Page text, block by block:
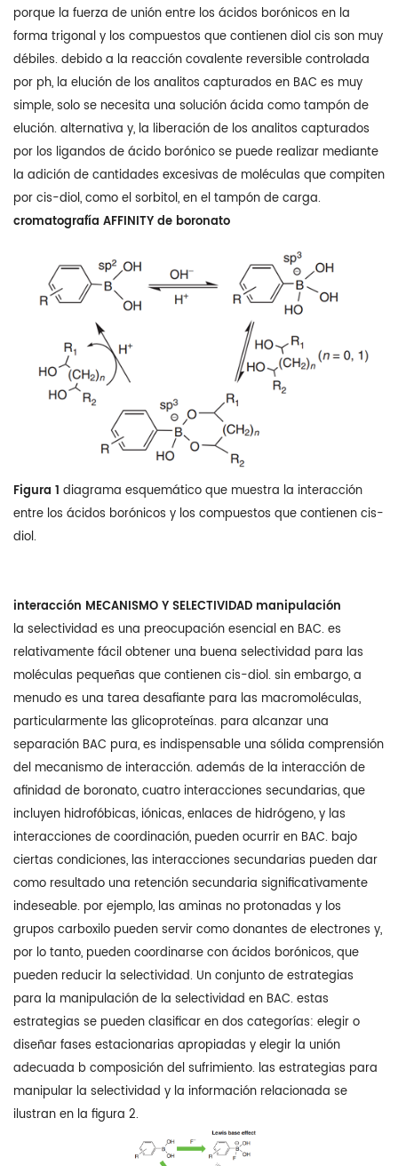
porque la fuerza de unión entre los ácidos borónicos en la
forma trigonal y los compuestos que contienen diol cis son muy
débiles. debido a la reacción covalente reversible controlada
por ph, la elución de los analitos capturados en BAC es muy
simple, solo se necesita una solución ácida como tampón de
elución. alternativa y, la liberación de los analitos capturados
por los ligandos de ácido borónico se puede realizar mediante
la adición de cantidades excesivas de moléculas que compiten
por cis-diol, como el sorbitol, en el tampón de carga.
cromatografía AFFINITY de boronato
Figura 1 diagrama esquemático que muestra la interacción
entre los ácidos borónicos y los compuestos que contienen cis-
diol.
interacción MECANISMO Y SELECTIVIDAD manipulación
la selectividad es una preocupación esencial en BAC. es
relativamente fácil obtener una buena selectividad para las
moléculas pequeñas que contienen cis-diol. sin embargo, a
menudo es una tarea desafiante para las macromoléculas,
particularmente las glicoproteínas. para alcanzar una
separación BAC pura, es indispensable una sólida comprensión
del mecanismo de interacción. además de la interacción de
afinidad de boronato, cuatro interacciones secundarias, que
incluyen hidrofóbicas, iónicas, enlaces de hidrógeno, y las
interacciones de coordinación, pueden ocurrir en BAC. bajo
ciertas condiciones, las interacciones secundarias pueden dar
como resultado una retención secundaria significativamente
indeseable. por ejemplo, las aminas no protonadas y los
grupos carboxilo pueden servir como donantes de electrones y,
por lo tanto, pueden coordinarse con ácidos borónicos, que
pueden reducir la selectividad. Un conjunto de estrategias
para la manipulación de la selectividad en BAC. estas
estrategias se pueden clasificar en dos categorías: elegir o
diseñar fases estacionarias apropiadas y elegir la unión
adecuada b composición del sufrimiento. las estrategias para
manipular la selectividad y la información relacionada se
ilustran en la figura 2.